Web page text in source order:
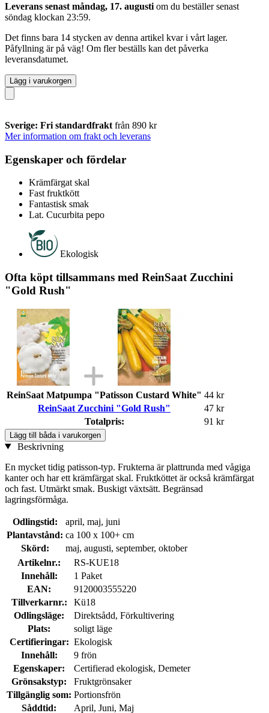
Leverans senast måndag, 17. augusti om du beställer senast
söndag klockan 23:59.
Det finns bara 14 stycken av denna artikel kvar i vårt lager.
Påfyllning är på väg! Om fler beställs kan det påverka
leveransdatumet.
Lägg i varukorgen
Sverige: Fri standardfrakt från 890 kr
Mer information om frakt och leverans
Egenskaper och fördelar
Krämfärgat skal
Fast fruktkött
Fantastisk smak
Lat. Cucurbita pepo
Ekologisk
Ofta köpt tillsammans med ReinSaat Zucchini
"Gold Rush"
ReinSaat Matpumpa "Patisson Custard White" 44 kr
ReinSaat Zucchini "Gold Rush"
47 kr
Totalpris:
91 kr
Lägg till båda i varukorgen
Beskrivning
En mycket tidig patisson-typ. Frukterna är plattrunda med vågiga
kanter och har ett krämfärgat skal. Fruktköttet är också krämfärgat
och fast. Utmärkt smak. Buskigt växtsätt. Begränsad
lagringsförmåga.
Odlingstid:
april, maj, juni
Plantavstånd: ca 100 x 100+ cm
Skörd:
maj, augusti, september, oktober
Artikelnr.:
RS-KUE18
Innehåll:
1 Paket
EAN:
9120003555220
Tillverkarnr.:
Kü18
Odlingsläge:
Direktsådd, Förkultivering
Plats:
soligt läge
Certifieringar: Ekologisk
Innehåll:
9 frön
Egenskaper:
Certifierad ekologisk, Demeter
Grönsakstyp:
Fruktgrönsaker
Tillgänglig som: Portionsfrön
Såddtid:
April, Juni, Maj